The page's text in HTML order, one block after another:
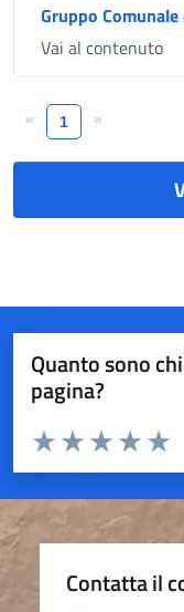
Gruppo
Vai al contenuto
« 1 »
Quanto sono
pagina?
Valuta da 1 a 5 stelle la
Valuta 4
Valuta 3
Valuta 2 stelle
Valuta 1 stelle su 5
Contatta il